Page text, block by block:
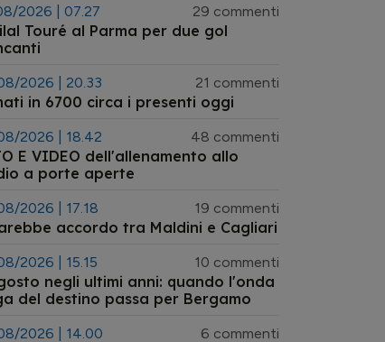
2026 | 07.27 29 commenti
Touré al Parma per due gol
2026 | 20.33 21 commenti
in 6700 circa i presenti oggi
2026 | 18.42 48 commenti
E VIDEO dell'allenamento allo
a porte aperte
2026 | 17.18 19 commenti
accordo tra Maldini e Cagliari
2026 | 15.15 10 commenti
negli ultimi anni: quando l'onda
del destino passa per Bergamo
2026 | 14.00 6 commenti